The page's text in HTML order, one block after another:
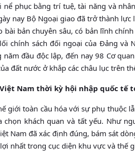
nể phục bằng trí tuệ, tài năng và
nay Bộ Ngoại giao đã trở thành
bài bản chuyên sâu, có bản lĩnh
chính sách đối ngoại của Đảng và
đầu độc lập, đến nay 98 Cơ
đất nước ở khắp các châu lục trên
Nam thời kỳ hội nhập quốc tế
giới toàn cầu hóa với sự phụ thuộc
chọn khách quan và tất yếu. Như
Nam đã xác định đúng, bám sát
nhất trong cục diện khu vực và thế